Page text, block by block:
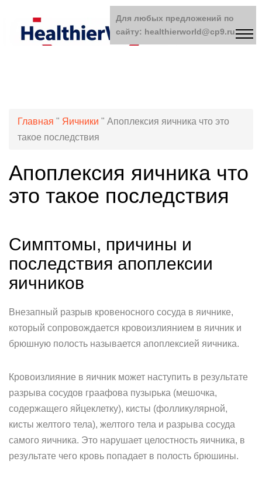
Главная " Яичники " Апоплексия яичника что это
такое последствия
Апоплексия яичника что
это такое последствия
Симптомы, причины и
последствия апоплексии
яичников
Внезапный разрыв кровеносного сосуда в яичнике,
который сопровождается кровоизлиянием в яичник и
брюшную полость называется апоплексией яичника.
Кровоизлияние в яичник может наступить в результате
разрыва сосудов граафова пузырька (мешочка,
содержащего яйцеклетку), кисты (фолликулярной,
кисты желтого тела), желтого тела и разрыва сосуда
самого яичника. Это нарушает целостность яичника, в
результате чего кровь попадает в полость брюшины.
Для любых предложений по
сайту: healthierworld@cp9.ru